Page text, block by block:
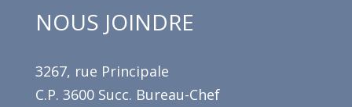
NOUS JOINDRE
3267, rue Principale
C.P. 3600 Succ. Bureau-Chef